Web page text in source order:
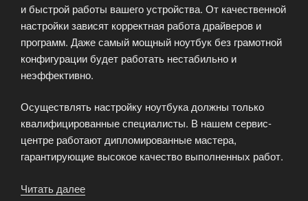
и быстрой работы вашего устройства. От качественной
настройки зависят корректная работа драйверов и
программ. Даже самый мощный ноутбук без грамотной
конфигурации будет работать нестабильно и
неэффективно.
Осуществлять настройку ноутбука должны только
квалифицированные специалисты. В нашем сервис-
центре работают дипломированные мастера,
гарантирующие высокое качество выполненных работ.
Читать далее